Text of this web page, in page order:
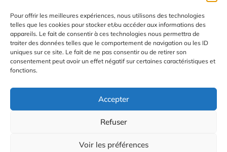
Pour offrir les meilleures expériences, nous utilisons des technologies
telles que les cookies pour stocker et/ou accéder aux informations des
appareils. Le fait de consentir à ces technologies nous permettra de
traiter des données telles que le comportement de navigation ou les ID
uniques sur ce site. Le fait de ne pas consentir ou de retirer son
consentement peut avoir un effet négatif sur certaines caractéristiques et
fonctions.
Accepter
Refuser
Voir les préférences
Mentions Légales
Plan du site
Gestion des Cookies
© 2026 Radio Calade